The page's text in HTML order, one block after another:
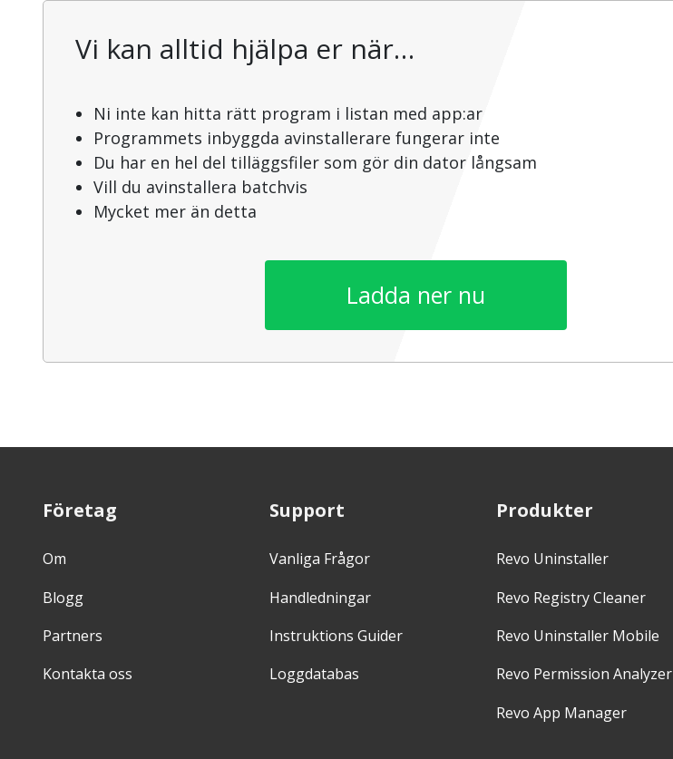
Vi kan alltid hjälpa er när…
Ni inte kan hitta rätt program i listan med app:ar
Programmets inbyggda avinstallerare fungerar inte
Du har en hel del tilläggsfiler som gör din dator långsam
Vill du avinstallera batchvis
Mycket mer än detta
Ladda ner nu
Företag
Om
Blogg
Partners
Kontakta oss
Support
Vanliga Frågor
Handledningar
Instruktions Guider
Loggdatabas
Produkter
Revo Uninstaller
Revo Registry Cleaner
Revo Uninstaller Mobile
Revo Permission Analyzer
Revo App Manager